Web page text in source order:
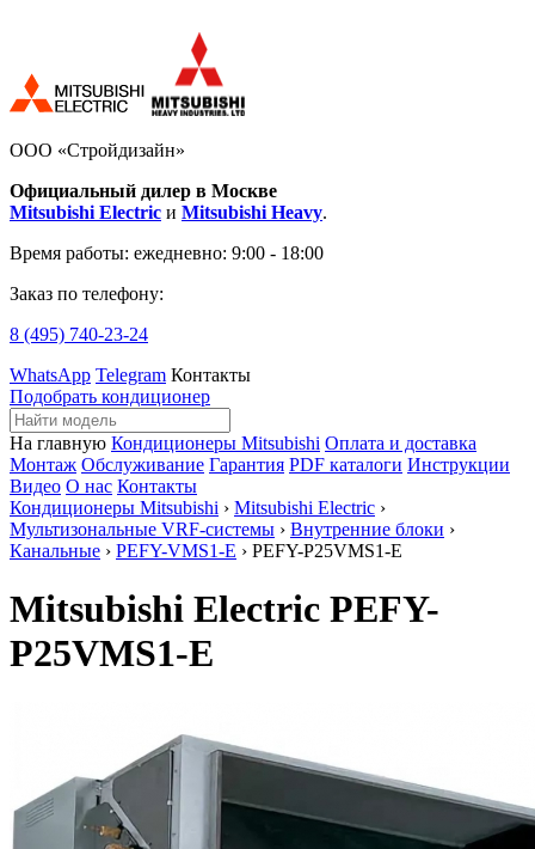
ООО «Стройдизайн»
Официальный дилер в Москве
Mitsubishi Electric и Mitsubishi Heavy.
Время работы: ежедневно: 9:00 - 18:00
Заказ по телефону:
8 (495) 740-23-24
WhatsApp Telegram Контакты
Подобрать кондиционер
На главную Кондиционеры Mitsubishi Оплата и доставка
Монтаж Обслуживание Гарантия PDF каталоги Инструкции
Видео О нас Контакты
Кондиционеры Mitsubishi › Mitsubishi Electric ›
Мультизональные VRF-системы › Внутренние блоки ›
Канальные › PEFY-VMS1-E › PEFY-P25VMS1-E
Mitsubishi Electric PEFY-
P25VMS1-E